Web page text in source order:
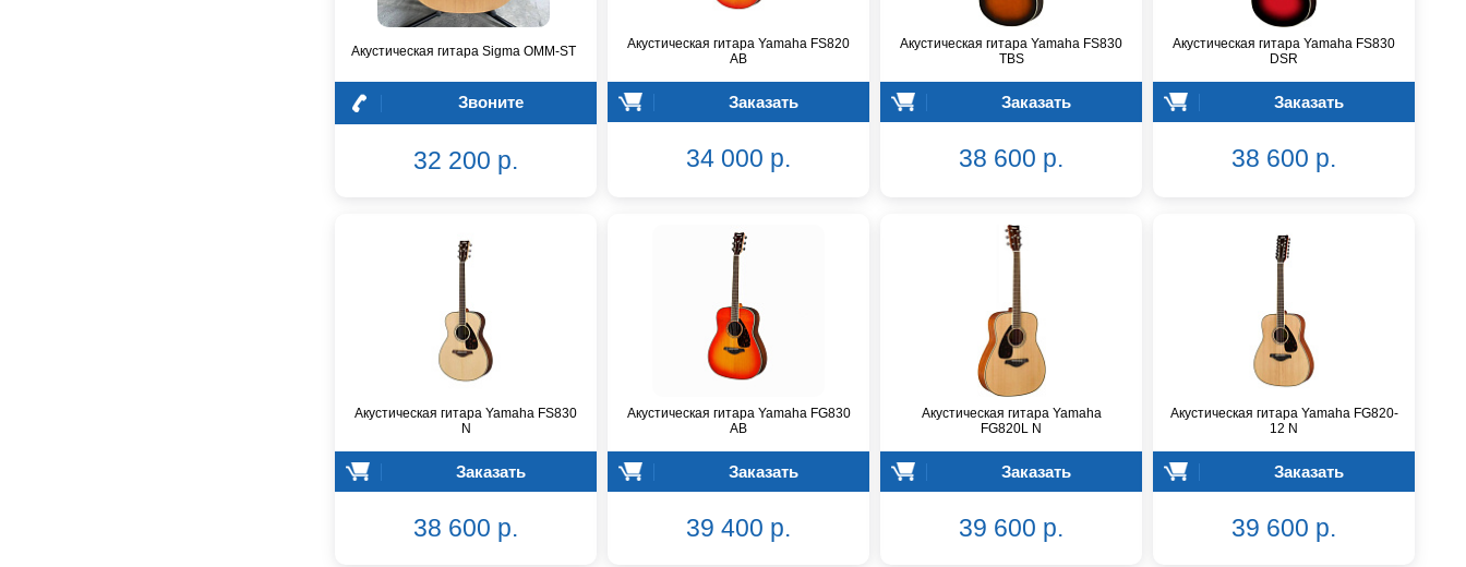
Акустическая гитара Sigma OMM-ST
Звоните
32 200 р.
Акустическая гитара Yamaha FS820
AB
Заказать
34 000 р.
Акустическая гитара Yamaha FS830
TBS
Заказать
38 600 р.
Акустическая гитара Yamaha FS830
DSR
Заказать
38 600 р.
Акустическая гитара Yamaha FS830
N
Заказать
38 600 р.
Акустическая гитара Yamaha FG830
AB
Заказать
39 400 р.
Акустическая гитара Yamaha
FG820L N
Заказать
39 600 р.
Акустическая гитара Yamaha FG820-
12 N
Заказать
39 600 р.